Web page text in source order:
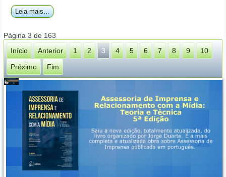
Leia mais...
Página 3 de 163
Início
Anterior 1 2 3 4 5 6 7 8 9
10
Próximo
Fim